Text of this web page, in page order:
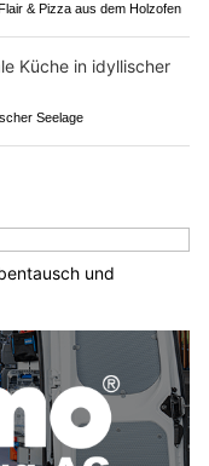
& Pizza aus dem Holzofen
Seelage
und